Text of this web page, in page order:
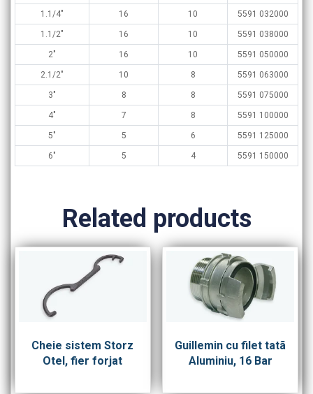
1.1/4″ 16 10 5591 032000
1.1/2″ 16 10 5591 038000
2″ 16 10 5591 050000
2.1/2″ 10 8 5591 063000
3″ 8 8 5591 075000
4″ 7 8 5591 100000
5″ 5 6 5591 125000
6″ 5 4 5591 150000
Related products
Cheie sistem Storz
Otel, fier forjat
Guillemin cu filet tatã
Aluminiu, 16 Bar